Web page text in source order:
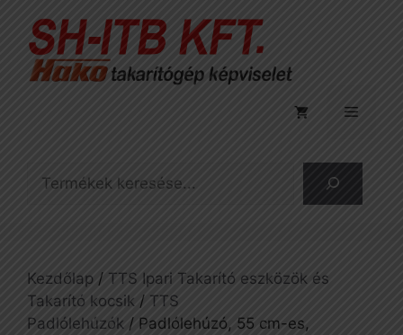
tartalomba
Menü
Kezdőlap / TTS Ipari Takarító eszközök és
Takarító kocsik / TTS
Padlólehúzók / Padlólehúzó, 55 cm-es,